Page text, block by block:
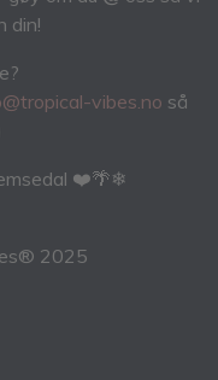
din!
vibes.no så
❤️🌴❄
2025